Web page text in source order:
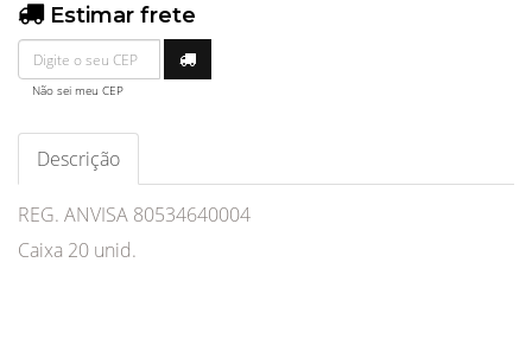
Estimar frete
Não sei meu CEP
Descrição
REG. ANVISA 80534640004
Caixa 20 unid.